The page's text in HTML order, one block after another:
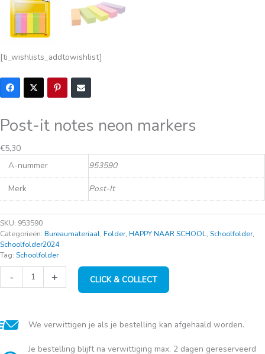
[ti_wishlists_addtowishlist]
Post-it notes neon markers
€5,30
A-nummer
953590
Merk Post-It
SKU: 953590
Categorieën: Bureaumateriaal, Folder, HAPPY NAAR SCHOOL, Schoolfolder,
Schoolfolder2024
Tag: Schoolfolder
-
Post-
aantal
+ CLICK & COLLECT
We verwittigen je als je bestelling kan afgehaald worden.
Je bestelling blijft na verwittiging max. 2 dagen gereserveerd